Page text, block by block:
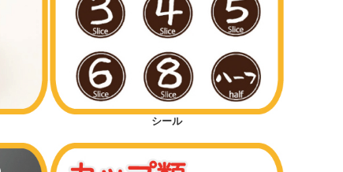
シール